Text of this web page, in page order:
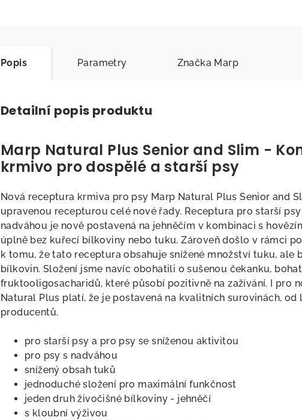
Popis Parametry Značka Marp
Detailní popis produktu
Marp Natural Plus Senior and Slim -
krmivo pro dospělé a starší psy
Nová receptura krmiva pro psy Marp Natural Plus Senior and
upravenou recepturou celé nové řady. Receptura pro starší psy
nadváhou je nově postavená na jehněčím v kombinaci s
úplně bez kuřecí bílkoviny nebo tuku. Zároveň došlo v rámci
k tomu, že tato receptura obsahuje snížené množství tuku, ale
bílkovin. Složení jsme navíc obohatili o sušenou čekanku,
fruktooligosacharidů, které působí pozitivně na zažívání. I pro
Natural Plus platí, že je postavená na kvalitních surovinách, od
producentů.
pro starší psy a pro psy se sníženou aktivitou
pro psy s nadváhou
snížený obsah tuků
jednoduché složení pro maximální funkčnost
jeden druh živočišné bílkoviny - jehněčí
s kloubní výživou